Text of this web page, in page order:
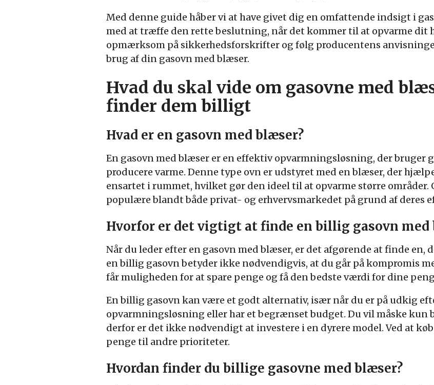
Med denne guide håber vi at have givet dig en omfattende indsigt i
med at træffe den rette beslutning, når det kommer til at opvarme dit
opmærksom på sikkerhedsforskrifter og følg producentens
brug af din gasovn med blæser.
Hvad du skal vide om gasovne med
finder dem billigt
Hvad er en gasovn med blæser?
En gasovn med blæser er en effektiv opvarmningsløsning, der bruger
producere varme. Denne type ovn er udstyret med en blæser, der
ensartet i rummet, hvilket gør den ideel til at opvarme større områder.
populære blandt både privat- og erhvervsmarkedet på grund af deres
Hvorfor er det vigtigt at finde en billig gasovn med
Når du leder efter en gasovn med blæser, er det afgørende at finde en,
en billig gasovn betyder ikke nødvendigvis, at du går på kompromis
får muligheden for at spare penge og få den bedste værdi for dine
En billig gasovn kan være et godt alternativ, især når du er på udkig
opvarmningsløsning eller har et begrænset budget. Du vil måske kun
derfor er det ikke nødvendigt at investere i en dyrere model. Ved at
penge til andre prioriteter.
Hvordan finder du billige gasovne med blæser?